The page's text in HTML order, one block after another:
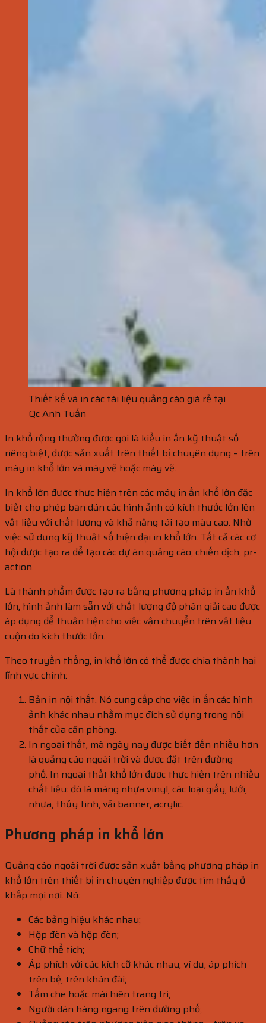
Thiết kế và in các tài liệu quảng cáo giá rẻ tại
Qc Anh Tuấn
In khổ rộng thường được gọi là kiểu in ấn kỹ thuật số
riêng biệt, được sản xuất trên thiết bị chuyên dụng – trên
máy in khổ lớn và máy vẽ hoặc máy vẽ.
In khổ lớn được thực hiện trên các máy in ấn khổ lớn đặc
biệt cho phép bạn dán các hình ảnh có kích thước lớn lên
vật liệu với chất lượng và khả năng tái tạo màu cao. Nhờ
việc sử dụng kỹ thuật số hiện đại in khổ lớn. Tất cả các cơ
hội được tạo ra để tạo các dự án quảng cáo, chiến dịch, pr-
action.
Là thành phẩm được tạo ra bằng phương pháp in ấn khổ
lớn, hình ảnh làm sẵn với chất lượng độ phân giải cao được
áp dụng để thuận tiện cho việc vận chuyển trên vật liệu
cuộn do kích thước lớn.
Theo truyền thống, in khổ lớn có thể được chia thành hai
lĩnh vực chính:
Bản in nội thất. Nó cung cấp cho việc in ấn các hình
ảnh khác nhau nhằm mục đích sử dụng trong nội
thất của căn phòng.
In ngoại thất, mà ngày nay được biết đến nhiều hơn
là quảng cáo ngoài trời và được đặt trên đường
phố. In ngoại thất khổ lớn được thực hiện trên nhiều
chất liệu: đó là màng nhựa vinyl, các loại giấy, lưới,
nhựa, thủy tinh, vải banner, acrylic.
Phương pháp in khổ lớn
Quảng cáo ngoài trời được sản xuất bằng phương pháp in
khổ lớn trên thiết bị in chuyên nghiệp được tìm thấy ở
khắp mọi nơi. Nó:
Các bảng hiệu khác nhau;
Hộp đèn và hộp đèn;
Chữ thể tích;
Áp phích với các kích cỡ khác nhau, ví dụ, áp phích
trên bệ, trên khán đài;
Tấm che hoặc mái hiên trang trí;
Người dàn hàng ngang trên đường phố;